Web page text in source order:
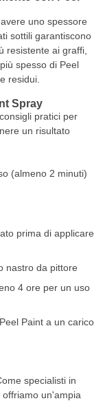
uno spessore
sottili garantiscono
resistente ai graffi,
spesso di Peel
residui.
Spray
pratici per
un risultato
(almeno 2 minuti)
prima di applicare
nastro da pittore
4 ore per un uso
Paint a un carico
specialisti in
un'ampia